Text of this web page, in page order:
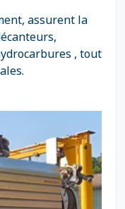
assurent la
, tout